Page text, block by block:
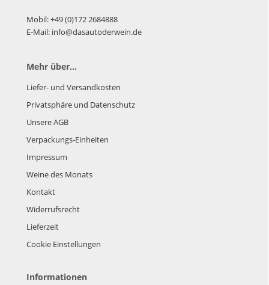
Mobil: +49 (0)172 2684888
E-Mail: info@dasautoderwein.de
Mehr über...
Liefer- und Versandkosten
Privatsphäre und Datenschutz
Unsere AGB
Verpackungs-Einheiten
Impressum
Weine des Monats
Kontakt
Widerrufsrecht
Lieferzeit
Cookie Einstellungen
Informationen